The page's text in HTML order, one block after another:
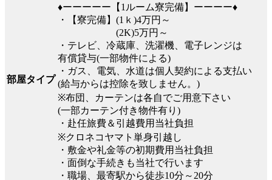
部屋タイプ
♦ーーーーー【1ルーム寮完備】ーーーー♦
・【寮完備】(1ｋ)4万円～
(2K)5万円～
・テレビ、冷蔵庫、洗濯機、電子レンジは
有償貸与(一部物件による)
・ガス、電気、水道は個人契約による支払い
(給与からは控除を致しません。)
※布団、カーテンは各自でご用意下さい
(一部カーテン付き物件有り)
・赴任旅費＆引越費用当社負担
※クロネコヤマト単身引越し
・敷金や礼金等の初期費用当社負担
・面倒な手続きも当社で行います
・職場、最寄駅から徒歩10分～20分